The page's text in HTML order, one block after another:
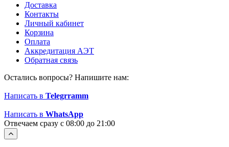
Доставка
Контакты
Личный кабинет
Корзина
Оплата
Аккредитация АЭТ
Обратная связь
Остались вопросы? Напишите нам:
Написать в Telegrramm
Написать в WhatsApp
Отвечаем сразу с 08:00 до 21:00